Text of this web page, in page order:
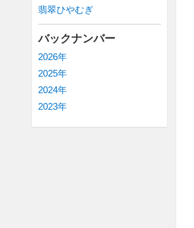
翡翠ひやむぎ
バックナンバー
2026年
2025年
2024年
2023年